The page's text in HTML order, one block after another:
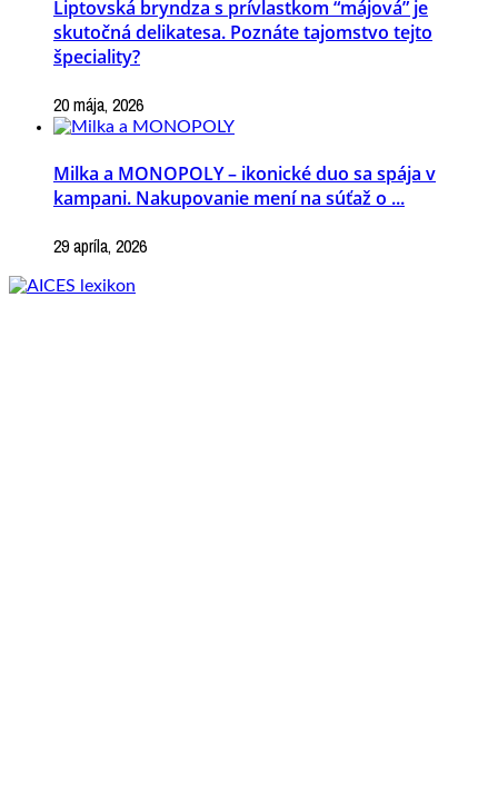
Liptovská bryndza s prívlastkom “májová” je
skutočná delikatesa. Poznáte tajomstvo tejto
špeciality?
20 mája, 2026
Milka a MONOPOLY – ikonické duo sa spája v
kampani. Nakupovanie mení na súťaž o ...
29 apríla, 2026